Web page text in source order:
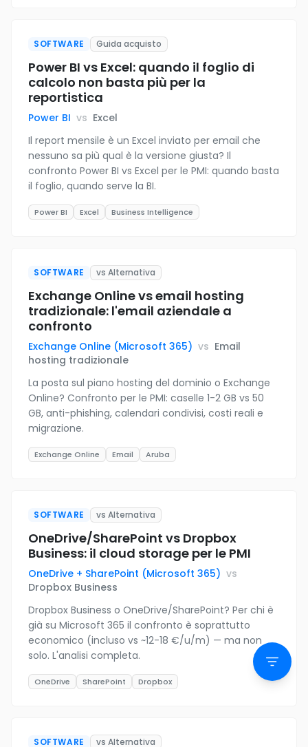
SOFTWARE Guida acquisto
Power BI vs Excel: quando il foglio di
calcolo non basta più per la
reportistica
Power BI vs Excel
Il report mensile è un Excel inviato per email che
nessuno sa più qual è la versione giusta? Il
confronto Power BI vs Excel per le PMI: quando basta
il foglio, quando serve la BI.
Power BI Excel Business Intelligence
SOFTWARE vs Alternativa
Exchange Online vs email hosting
tradizionale: l'email aziendale a
confronto
Exchange Online (Microsoft 365) vs Email
hosting tradizionale
La posta sul piano hosting del dominio o Exchange
Online? Confronto per le PMI: caselle 1-2 GB vs 50
GB, anti-phishing, calendari condivisi, costi reali e
migrazione.
Exchange Online Email Aruba
SOFTWARE vs Alternativa
OneDrive/SharePoint vs Dropbox
Business: il cloud storage per le PMI
OneDrive + SharePoint (Microsoft 365) vs
Dropbox Business
Dropbox Business o OneDrive/SharePoint? Per chi è
già su Microsoft 365 il confronto è soprattutto
economico (incluso vs ~12-18 €/u/m) — ma non
solo. L'analisi completa.
OneDrive SharePoint Dropbox
SOFTWARE vs Alternativa